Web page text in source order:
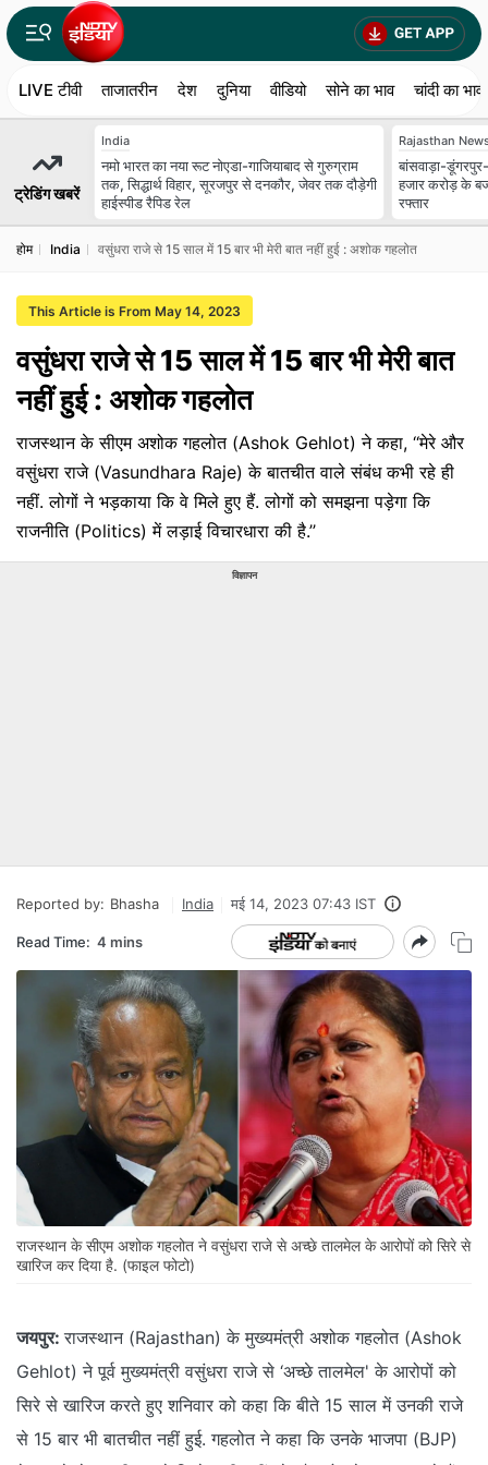
LIVE टीवी ताजातरीन देश दुनिया वीडियो सोने का भाव चांदी का भाव
ट्रेडिंग खबरें
India
नमो भारत का नया रूट नोएडा-गाजियाबाद से गुरुग्राम
तक, सिद्धार्थ विहार, सूरजपुर से दनकौर, जेवर तक दौड़ेगी
हाईस्पीड रैपिड रेल
Rajasthan
बांसवाड़ा-
हजार करोड़ के
रफ्तार
होम India वसुंधरा राजे से 15 साल में 15 बार भी मेरी बात नहीं हुई : अशोक गहलोत
This Article is From May 14, 2023
वसुंधरा राजे से 15 साल में 15 बार भी मेरी बात
नहीं हुई : अशोक गहलोत
राजस्थान के सीएम अशोक गहलोत (Ashok Gehlot) ने कहा, ‘‘मेरे और
वसुंधरा राजे (Vasundhara Raje) के बातचीत वाले संबंध कभी रहे ही
नहीं. लोगों ने भड़काया कि वे मिले हुए हैं. लोगों को समझना पड़ेगा क‍ि
राजनीति (Politics) में लड़ाई विचारधारा की है.’’
विज्ञापन
Reported by: Bhasha India मई 14, 2023 07:43 IST
Read Time: 4 mins
राजस्थान के सीएम अशोक गहलोत ने वसुंधरा राजे से अच्छे तालमेल के आरोपों को सिरे से
खारिज कर दिया है. (फाइल फोटो)
जयपुर: राजस्थान (Rajasthan) के मुख्यमंत्री अशोक गहलोत (Ashok
Gehlot) ने पूर्व मुख्यमंत्री वसुंधरा राजे से ‘अच्छे तालमेल' के आरोपों को
सिरे से खारिज करते हुए शनिवार को कहा कि बीते 15 साल में उनकी राजे
से 15 बार भी बातचीत नहीं हुई. गहलोत ने कहा कि उनके भाजपा (BJP)